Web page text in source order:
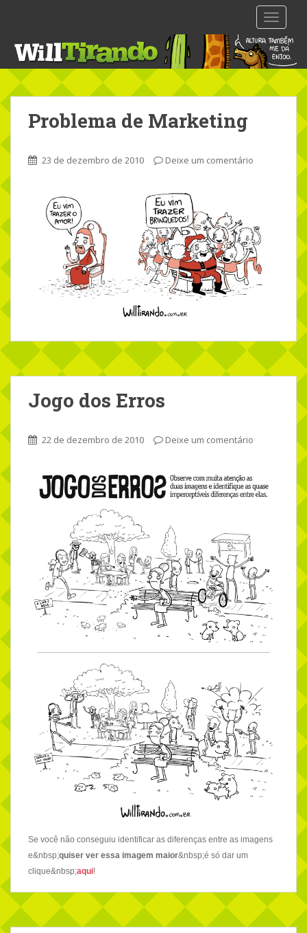
t
m
n
o
e
Problema de Marketing
23 de dezembro de 2010 Deixe um comentário
Jogo dos Erros
22 de dezembro de 2010 Deixe um comentário
Se você não conseguiu identificar as diferenças entre as imagens
e&nbsp;quiser ver essa imagem maior&nbsp;é só dar um
clique&nbsp;aqui!